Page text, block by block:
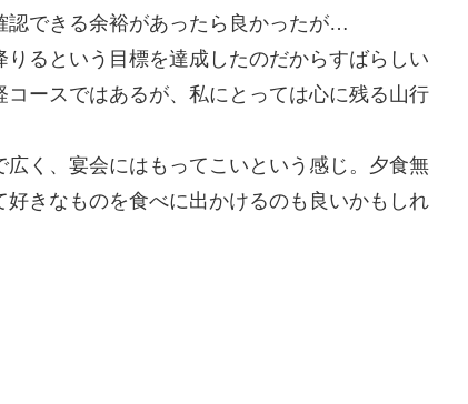
認できる余裕があったら良かったが…
るという目標を達成したのだからすばらしい
ースではあるが、私にとっては心に残る山行
く、宴会にはもってこいという感じ。夕食無
きなものを食べに出かけるのも良いかもしれ